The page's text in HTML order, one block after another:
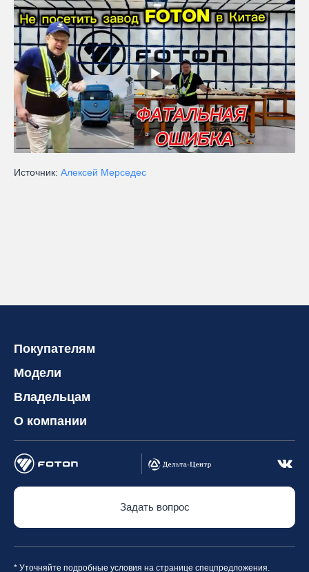
Источник: Алексей Мерседес
Покупателям
Модели
Владельцам
О компании
Задать вопрос
* Уточняйте подробные условия на странице спецпредложения.